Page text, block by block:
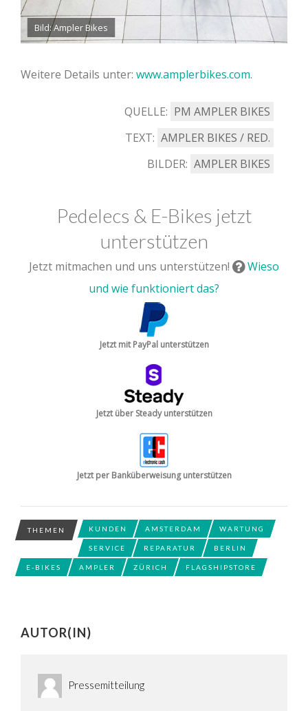
Bild: Ampler Bikes
Weitere Details unter: www.amplerbikes.com.
QUELLE: PM AMPLER BIKES
TEXT: AMPLER BIKES / RED.
BILDER: AMPLER BIKES
Pedelecs & E-Bikes jetzt
unterstützen
Jetzt mitmachen und uns unterstützen!
Wieso
und wie funktioniert das?
Jetzt mit PayPal unterstützen
Jetzt über Steady unterstützen
Jetzt per Banküberweisung unterstützen
THEMEN KUNDEN AMSTERDAM WARTUNG
SERVICE REPARATUR BERLIN
E-BIKES AMPLER ZÜRICH FLAGSHIPSTORE
AUTOR(IN)
Pressemitteilung